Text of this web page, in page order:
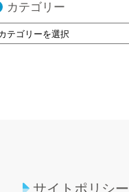
カテゴリー
サイトポリシー